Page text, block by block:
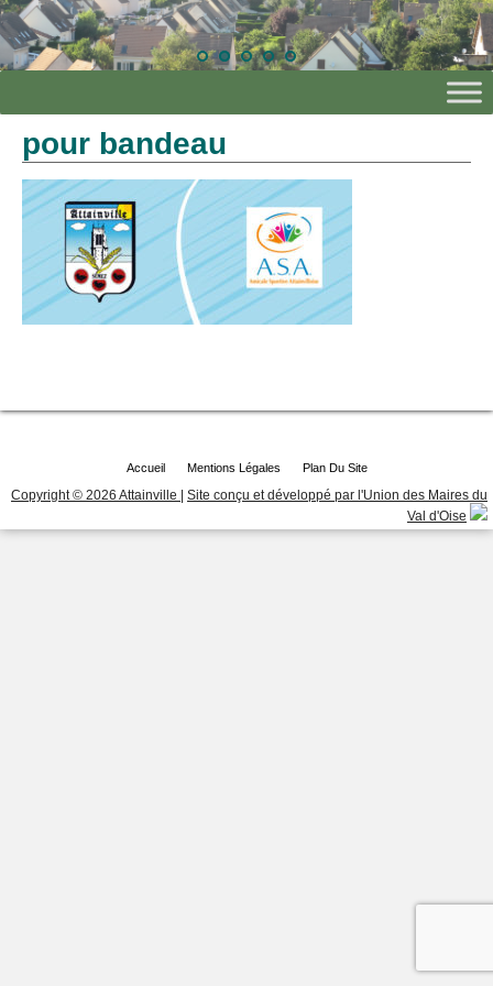
pour bandeau
Accueil Mentions Légales Plan Du Site
Copyright © 2026 Attainville | Site conçu et développé par l'Union des Maires du
Val d'Oise